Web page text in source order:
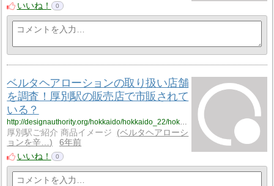
いいね！
0
ベルタヘアローションの取り扱い店舗
を調査！厚別駅の販売店で市販されて
いる？
厚別駅ご紹介 商品イメージ
ベルタヘアローシ
ョンを辛…
6年前
いいね！
0